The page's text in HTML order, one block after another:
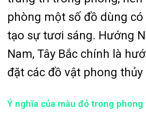
phòng một số đồ dùng có
tạo sự tươi sáng. Hướng
Nam, Tây Bắc chính là
đặt các đồ vật phong thủy
Ý nghĩa của màu đỏ trong phong